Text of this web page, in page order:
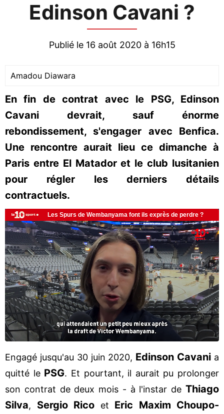
Edinson Cavani ?
Publié le 16 août 2020 à 16h15
Amadou Diawara
En fin de contrat avec le PSG, Edinson
Cavani devrait, sauf énorme
rebondissement, s'engager avec Benfica.
Une rencontre aurait lieu ce dimanche à
Paris entre El Matador et le club lusitanien
pour régler les derniers détails
contractuels.
Engagé jusqu'au 30 juin 2020, Edinson Cavani a
quitté le PSG. Et pourtant, il aurait pu prolonger
son contrat de deux mois - à l'instar de Thiago
Silva, Sergio Rico et Eric Maxim Choupo-